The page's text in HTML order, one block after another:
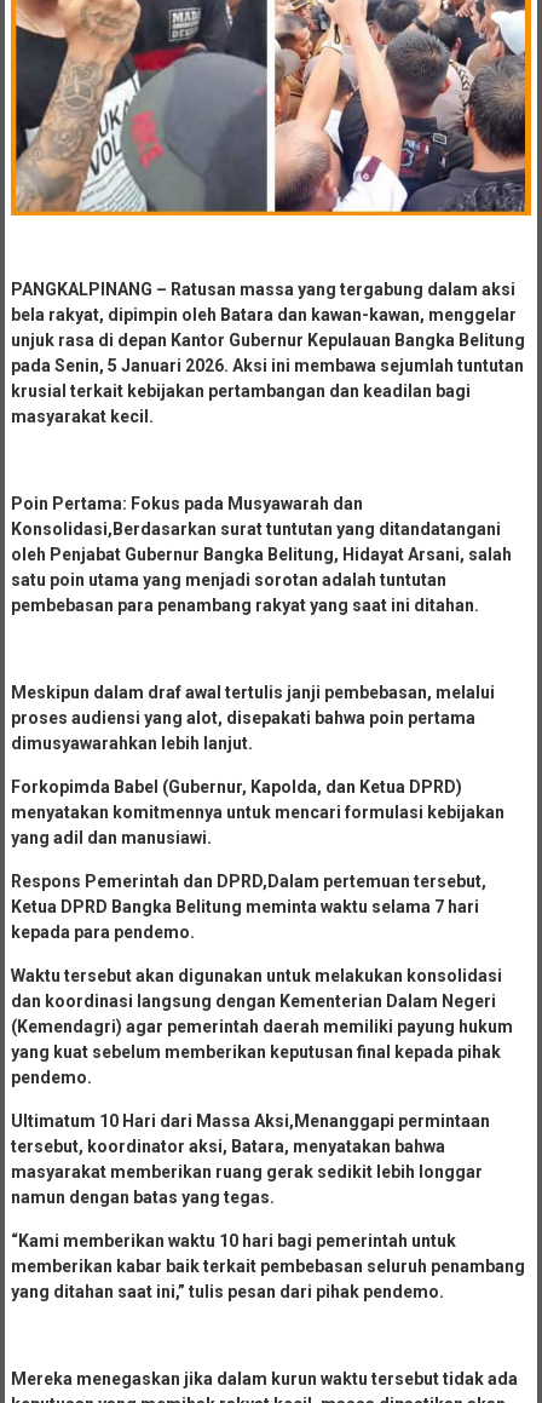
PANGKALPINANG – Ratusan massa yang tergabung dalam aksi
bela rakyat, dipimpin oleh Batara dan kawan-kawan, menggelar
unjuk rasa di depan Kantor Gubernur Kepulauan Bangka Belitung
pada Senin, 5 Januari 2026. Aksi ini membawa sejumlah tuntutan
krusial terkait kebijakan pertambangan dan keadilan bagi
masyarakat kecil.
Poin Pertama: Fokus pada Musyawarah dan
Konsolidasi,Berdasarkan surat tuntutan yang ditandatangani
oleh Penjabat Gubernur Bangka Belitung, Hidayat Arsani, salah
satu poin utama yang menjadi sorotan adalah tuntutan
pembebasan para penambang rakyat yang saat ini ditahan.
Meskipun dalam draf awal tertulis janji pembebasan, melalui
proses audiensi yang alot, disepakati bahwa poin pertama
dimusyawarahkan lebih lanjut.
Forkopimda Babel (Gubernur, Kapolda, dan Ketua DPRD)
menyatakan komitmennya untuk mencari formulasi kebijakan
yang adil dan manusiawi.
Respons Pemerintah dan DPRD,Dalam pertemuan tersebut,
Ketua DPRD Bangka Belitung meminta waktu selama 7 hari
kepada para pendemo.
Waktu tersebut akan digunakan untuk melakukan konsolidasi
dan koordinasi langsung dengan Kementerian Dalam Negeri
(Kemendagri) agar pemerintah daerah memiliki payung hukum
yang kuat sebelum memberikan keputusan final kepada pihak
pendemo.
Ultimatum 10 Hari dari Massa Aksi,Menanggapi permintaan
tersebut, koordinator aksi, Batara, menyatakan bahwa
masyarakat memberikan ruang gerak sedikit lebih longgar
namun dengan batas yang tegas.
“Kami memberikan waktu 10 hari bagi pemerintah untuk
memberikan kabar baik terkait pembebasan seluruh penambang
yang ditahan saat ini,” tulis pesan dari pihak pendemo.
Mereka menegaskan jika dalam kurun waktu tersebut tidak ada